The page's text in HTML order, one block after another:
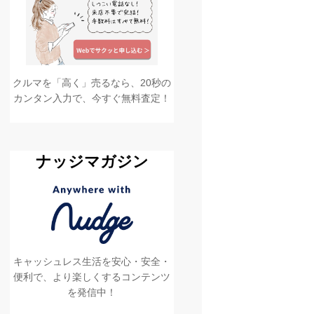
クルマを「高く」売るなら、20秒の
カンタン入力で、今すぐ無料査定！
ナッジマガジン
キャッシュレス生活を安心・安全・
便利で、より楽しくするコンテンツ
を発信中！